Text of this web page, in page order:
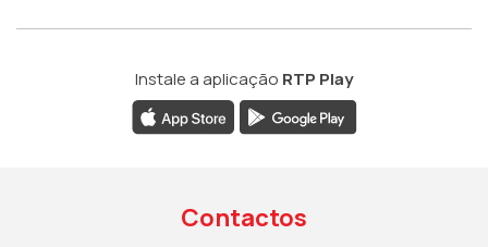
Instale a aplicação RTP Play
Contactos